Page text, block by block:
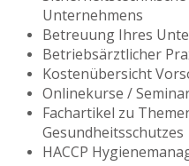
Unternehmens
Betreuung Ihres
Betriebsärztlicher
Kostenübersicht
Onlinekurse /
Fachartikel zu
Gesundheitsschutzes
HACCP